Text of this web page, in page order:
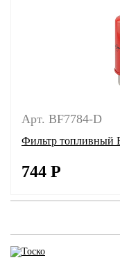
Арт. BF7784-D
Фильтр топливный
744 Р